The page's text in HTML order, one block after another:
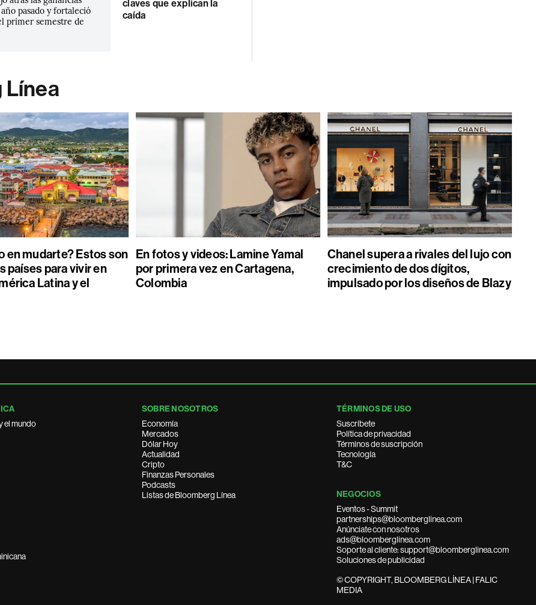
pasado y fortaleció
primer semestre de
claves que explican la
caída
Línea
en mudarte? Estos son
países para vivir en
Latina y el
En fotos y videos: Lamine Yamal
por primera vez en Cartagena,
Colombia
Chanel supera a rivales del lujo con
crecimiento de dos dígitos,
impulsado por los diseños de Blazy
el mundo
SOBRE NOSOTROS
Economía
Mercados
Dólar Hoy
Actualidad
Cripto
Finanzas Personales
Podcasts
Listas de Bloomberg Línea
TÉRMINOS DE USO
Suscríbete
Política de privacidad
Términos de suscripción
Tecnología
T&C
NEGOCIOS
Eventos - Summit
partnerships@bloomberglinea.com
Anúnciate con nosotros
ads@bloomberglinea.com
Soporte al cliente: support@bloomberglinea.com
Soluciones de publicidad
© COPYRIGHT, BLOOMBERG LÍNEA | FALIC
MEDIA